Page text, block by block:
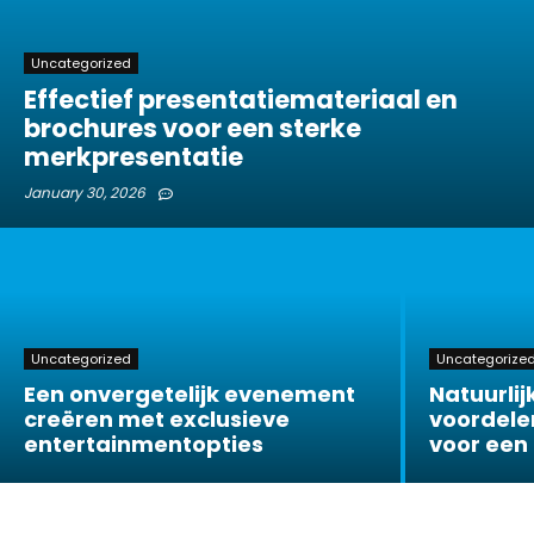
Uncategorized
Effectief presentatiemateriaal en
brochures voor een sterke
merkpresentatie
January 30, 2026
Uncategorized
Een onvergetelijk evenement
creëren met exclusieve
entertainmentopties
voor